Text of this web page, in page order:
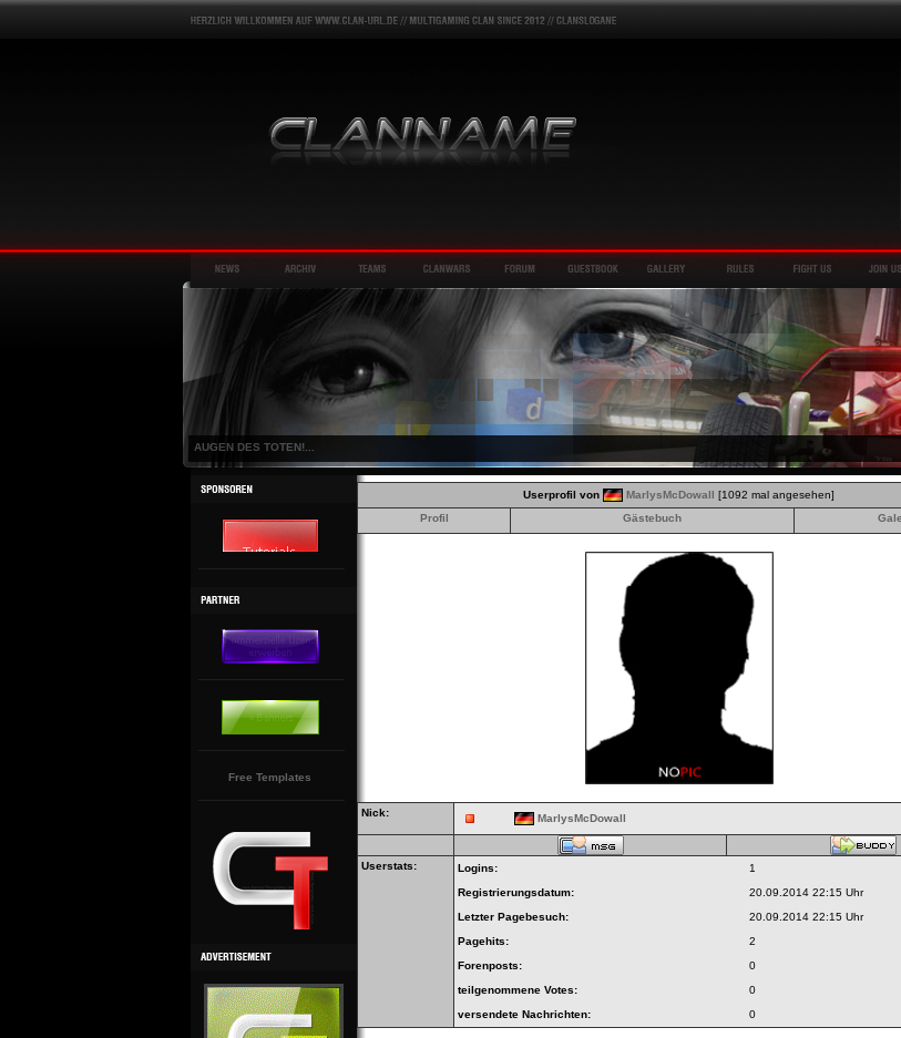
AUGEN DES TOTEN!...
Free Templates
Userprofil von MarlysMcDowall [1092 mal angesehen]
Profil
Gästebuch
Nick: MarlysMcDowall
Userstats: Logins:
1
Registrierungsdatum:
20.09.2014 22:15 Uhr
Letzter Pagebesuch:
20.09.2014 22:15 Uhr
Pagehits:
2
Forenposts:
0
teilgenommene Votes:
0
versendete Nachrichten:
0